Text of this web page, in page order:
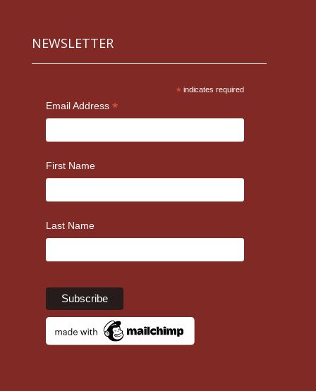
NEWSLETTER
* indicates required
Email Address *
First Name
Last Name